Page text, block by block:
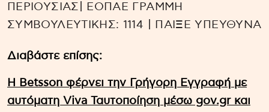
ΠΕΡΙΟΥΣΙΑΣ| ΕΟΠΑΕ ΓΡΑΜΜΗ
ΣΥΜΒΟΥΛΕΥΤΙΚΗΣ: 1114 | ΠΑΙΞΕ ΥΠΕΥΘΥΝΑ
Διαβάστε επίσης:
Η Betsson φέρνει την Γρήγορη Εγγραφή με
αυτόματη Viva Ταυτοποίηση μέσω gov.gr και